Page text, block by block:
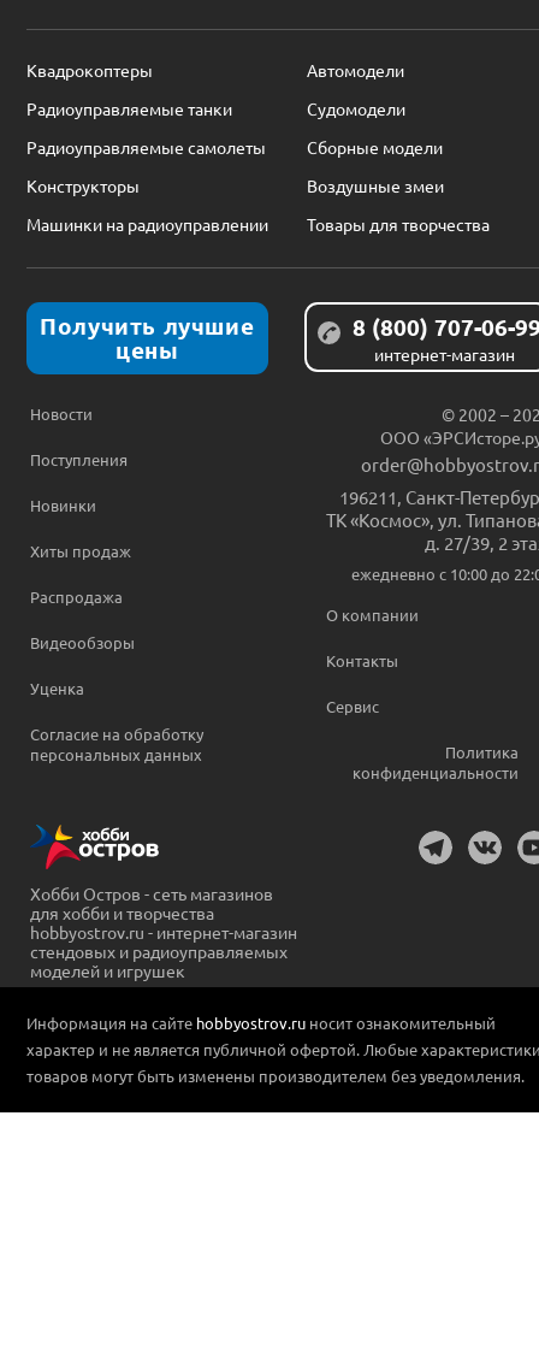
Квадрокоптеры
Автомодели
Радиоуправляемые танки
Судомодели
Радиоуправляемые самолеты
Сборные модели
Конструкторы
Воздушные змеи
Машинки на радиоуправлении
Товары для творчества
Получить лучшие
цены
8 (800) 707-06-
интернет-магазин
Новости
Поступления
Новинки
Хиты продаж
Распродажа
Видеообзоры
Уценка
Согласие на обработку
персональных данных
© 2002 –
ООО
196211 Санкт-
ТК «Космос», ул.
д. 27/39, 2
ежедневно c 10:00 до
О компании
Контакты
Сервис
Политика
конфиденциальности
Хобби Остров - сеть магазинов
для хобби и творчества
hobbyostrov.ru - интернет-магазин
стендовых и радиоуправляемых
моделей и игрушек
Информация на сайте hobbyostrov.ru носит ознакомительный
характер и не является публичной офертой. Любые
товаров могут быть изменены производителем без уведомления.